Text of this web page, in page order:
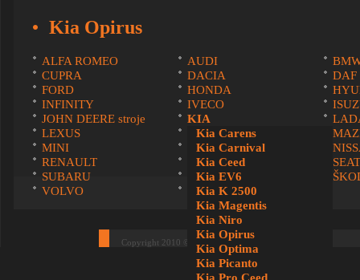
Kia Opirus
ALFA ROMEO AUDI
CUPRA
DACIA
DAF
FORD
HONDA
INFINITY
IVECO
JOHN DEERE stroje
KIA
Kia Carens
Kia Carnival
Kia Ceed
Kia EV6
Kia K 2500
Kia Magentis
Kia Niro
Kia Opirus
Kia Optima
Kia Picanto
LEXUS
MAN
MINI
MITSUBISHI
RENAULT
SCANIA
SEAT
SUBARU
SUZUKI
VOLVO
VOLKSWAGEN
Copyright 2010 © potahyamieru.sk. |